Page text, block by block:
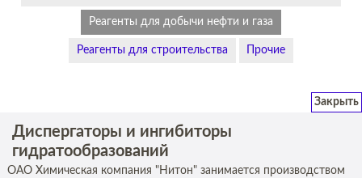
Реагенты для добычи нефти и газа
Реагенты для строительства Прочие
Закрыть
Диспергаторы и ингибиторы
гидратообразований
ОАО Химическая компания "Нитон" занимается производством